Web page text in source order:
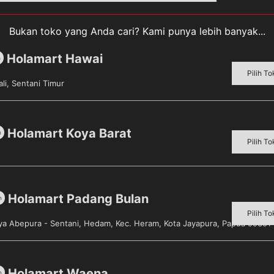
keju yang memiliki rasa asin dan gurih yang cocok
potong-potong dan bisa juga dimakan langsung
Sold out!
Bukan toko yang Anda cari? Kami punya lebih banyak...
Holamart Hawai
Sentani Timur
Pilih
Holamart Koya Barat
Pilih
Holamart Padang Bulan
Abepura - Sentani, Hedam, Kec. Heram, Kota Jayapura, Papua 99351
Pilih